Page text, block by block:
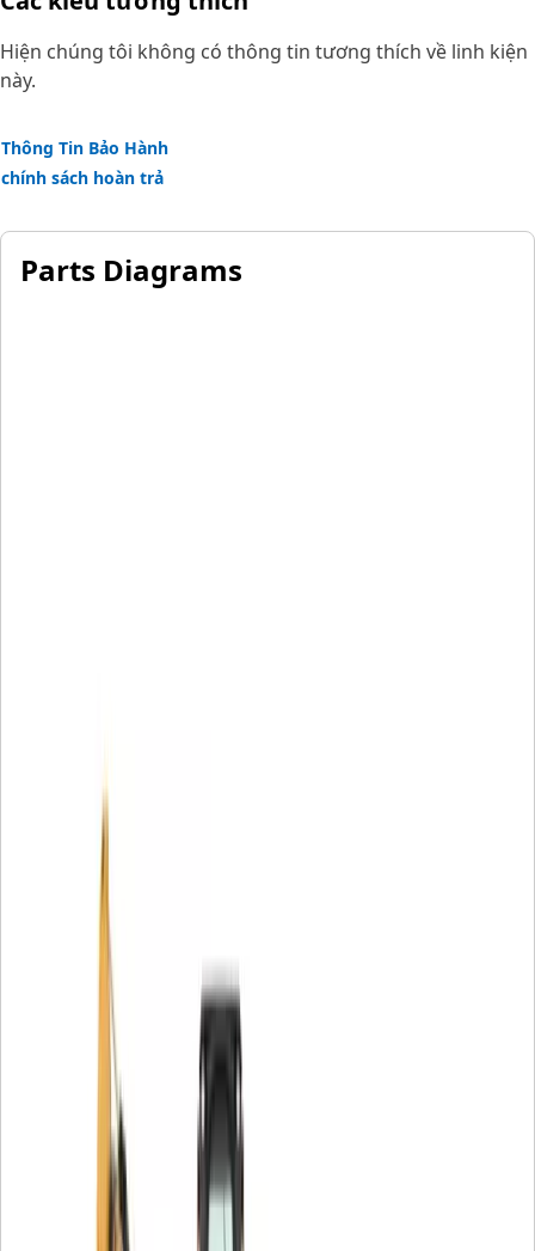
Hiện chúng tôi không có thông tin tương thích về linh kiện
này.
Thông Tin Bảo Hành
chính sách hoàn trả
Parts Diagrams